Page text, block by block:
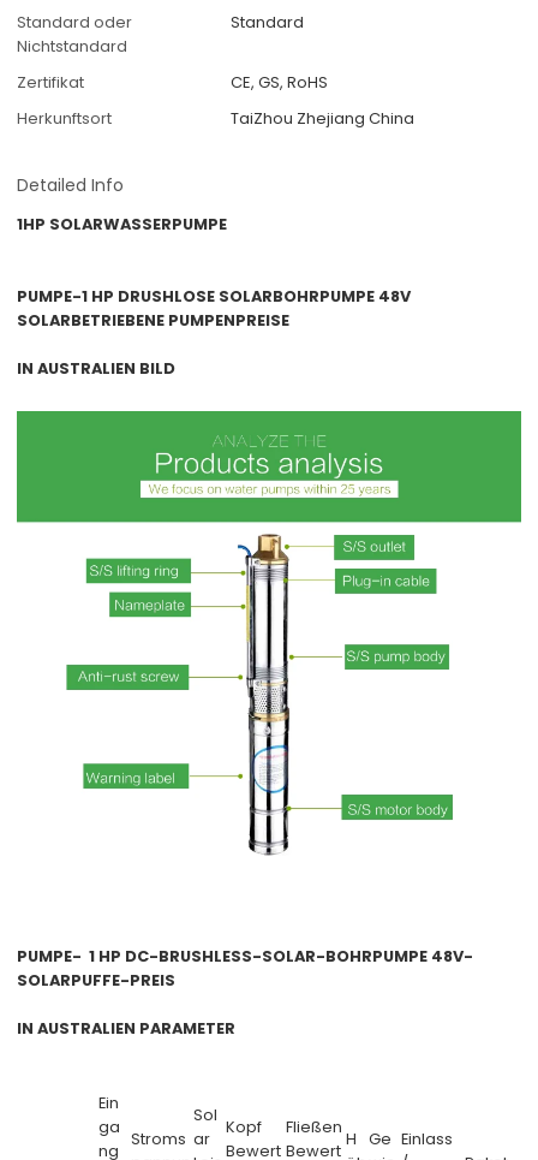
Standard oder
Nichtstandard
Standard
Zertifikat
CE, GS, RoHS
Herkunftsort
TaiZhou Zhejiang China
Detailed Info
1HP SOLARWASSERPUMPE
PUMPE-1 HP DRUSHLOSE SOLARBOHRPUMPE 48V
SOLARBETRIEBENE PUMPENPREISE
IN AUSTRALIEN BILD
PUMPE- 1 HP DC-BRUSHLESS-SOLAR-BOHRPUMPE 48V-
SOLARPUFFE-PREIS
IN AUSTRALIEN PARAMETER
Ein
ga
ng
Stroms
Sol
ar
Kopf
Bewert
Fließen
Bewert
H
Ge Einlass